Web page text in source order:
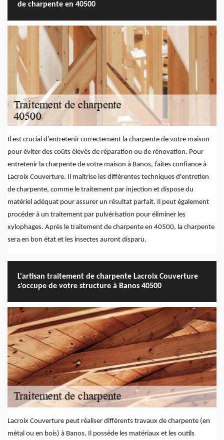
de charpente en 40500
Il est crucial d’entretenir correctement la charpente de votre maison
pour éviter des coûts élevés de réparation ou de rénovation. Pour
entretenir la charpente de votre maison à Banos, faites confiance à
Lacroix Couverture. Il maîtrise les différentes techniques d'entretien
de charpente, comme le traitement par injection et dispose du
matériel adéquat pour assurer un résultat parfait. Il peut également
procéder à un traitement par pulvérisation pour éliminer les
xylophages. Après le traitement de charpente en 40500, la charpente
sera en bon état et les insectes auront disparu.
L'artisan traitement de charpente Lacroix Couverture
s'occupe de votre structure à Banos 40500
Lacroix Couverture peut réaliser différents travaux de charpente (en
métal ou en bois) à Banos. Il possède les matériaux et les outils